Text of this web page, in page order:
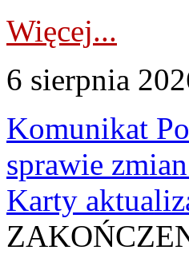
Więcej...
6 sierpnia
Komunikat
sprawie
Karty